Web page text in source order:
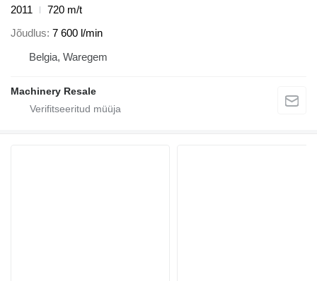
2011
720 m/t
Jõudlus 7 600 l/min
Belgia, Waregem
Machinery Resale